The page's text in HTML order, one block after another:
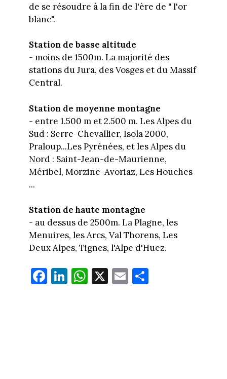
de se résoudre à la fin de l'ère de " l'or
blanc".
Station de basse altitude
- moins de 1500m. La majorité des
stations du Jura, des Vosges et du Massif
Central.
Station de moyenne montagne
- entre 1.500 m et 2.500 m. Les Alpes du
Sud : Serre-Chevallier, Isola 2000,
Praloup...Les Pyrénées, et les Alpes du
Nord : Saint-Jean-de-Maurienne,
Méribel, Morzine-Avoriaz, Les Houches
...
Station de haute montagne
- au dessus de 2500m. La Plagne, les
Menuires, les Arcs, Val Thorens, Les
Deux Alpes, Tignes, l'Alpe d'Huez.
Fa
ce
Li
nk
W
ha
X E
m
Pa
rt